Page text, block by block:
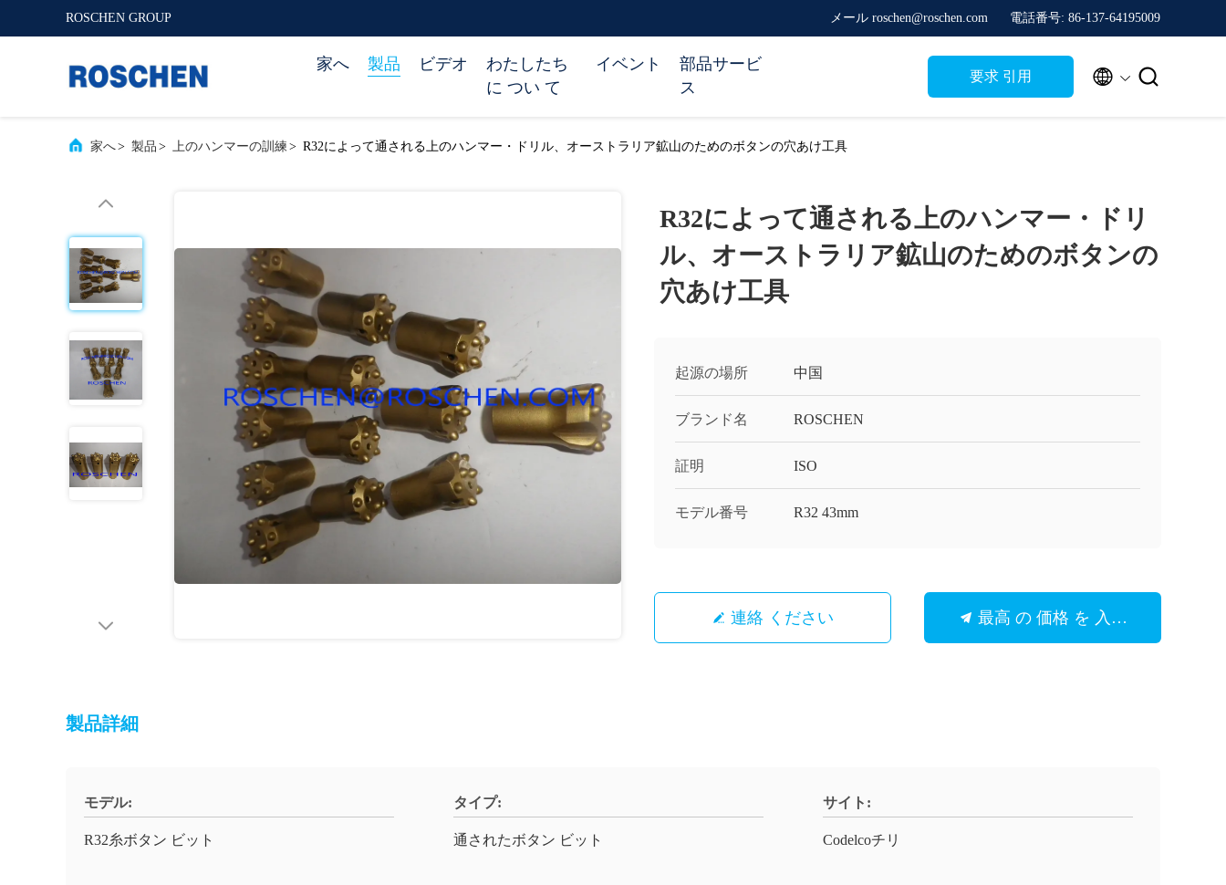
ROSCHEN GROUP メール roschen@roschen.com 電話番号: 86-137-64195009
家へ 製品 ビデオ
わたしたち
に つい て
イベント
部品サービ
ス
要求 引用  
家へ> 製品 > 上のハンマーの訓練 > R32によって通される上のハンマー・ドリル、オーストラリア鉱山のためのボタンの穴あけ工具
R32によって通される上のハンマー・ドリ
ル、オーストラリア鉱山のためのボタンの
穴あけ工具
起源の場所 中国
ブランド名 ROSCHEN
証明 ISO
モデル番号 R32 43mm
連絡 ください 最高 の 価格 を 入手 する
製品詳細
モデル:
R32糸ボタン ビット
タイプ:
通されたボタン ビット
サイト:
Codelcoチリ